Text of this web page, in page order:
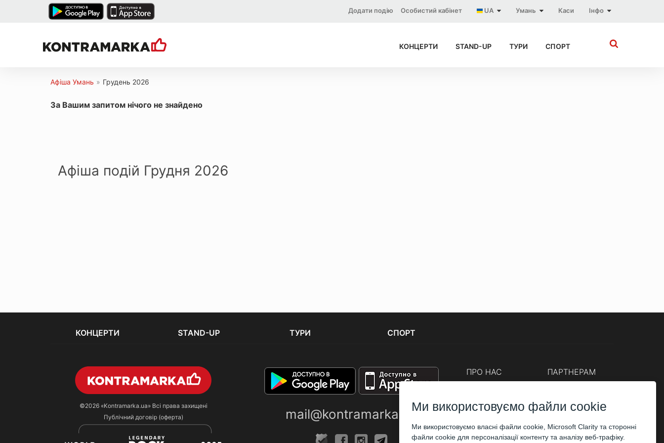
Інфо
Каси
Умань
UA
Особистий кабінет
Додати подію
КОНЦЕРТИ STAND-UP ТУРИ СПОРТ
Афіша Умань » Грудень 2026
За Вашим запитом нічого не знайдено
Афіша подій Грудня 2026
КОНЦЕРТИ STAND-UP ТУРИ СПОРТ
©2026 «Kontramarka.ua»Всі права захищені
Публічний договір (оферта)
mail@kontramarka.ua
ПРО НАС ПАРТНЕРАМ
Корпоративним клієнтам
Ми використовуємо файли cookie
Ми використовуємо власні файли cookie, Microsoft Clarity та сторонні
файли cookie для персоналізації контенту та аналізу веб-трафіку.